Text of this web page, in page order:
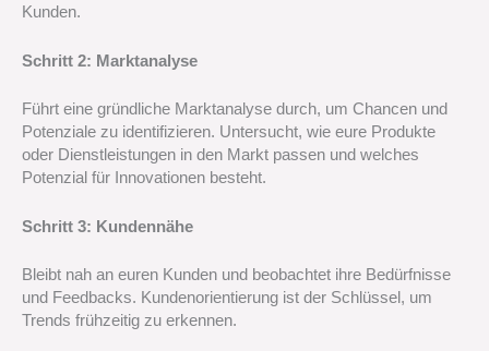
Kunden.
Schritt 2: Marktanalyse
Führt eine gründliche Marktanalyse durch, um Chancen und
Potenziale zu identifizieren. Untersucht, wie eure Produkte
oder Dienstleistungen in den Markt passen und welches
Potenzial für Innovationen besteht.
Schritt 3: Kundennähe
Bleibt nah an euren Kunden und beobachtet ihre Bedürfnisse
und Feedbacks. Kundenorientierung ist der Schlüssel, um
Trends frühzeitig zu erkennen.